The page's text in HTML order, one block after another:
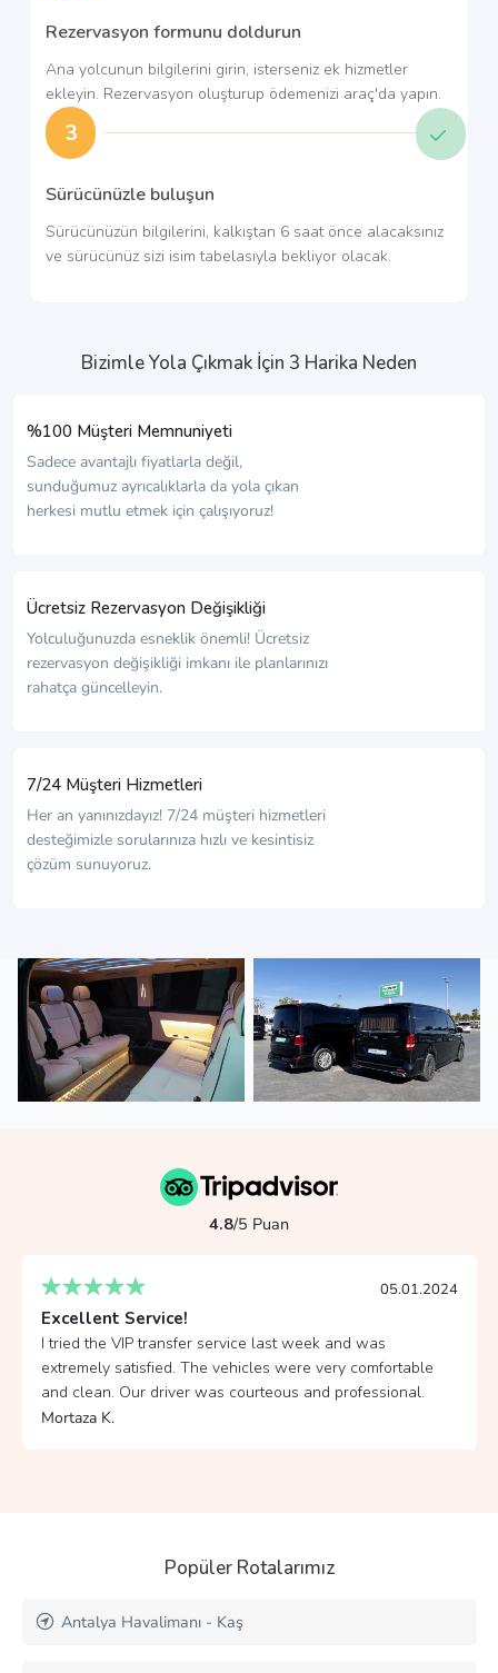
Rezervasyon formunu doldurun
Ana yolcunun bilgilerini girin, isterseniz ek hizmetler
ekleyin. Rezervasyon oluşturup ödemenizi araç'da yapın.
3
Sürücünüzle buluşun
Sürücünüzün bilgilerini, kalkıştan 6 saat önce alacaksınız
ve sürücünüz sizi isim tabelasıyla bekliyor olacak.
Bizimle Yola Çıkmak İçin 3 Harika Neden
%100 Müşteri Memnuniyeti
Sadece avantajlı fiyatlarla değil,
sunduğumuz ayrıcalıklarla da yola çıkan
herkesi mutlu etmek için çalışıyoruz!
Ücretsiz Rezervasyon Değişikliği
Yolculuğunuzda esneklik önemli! Ücretsiz
rezervasyon değişikliği imkanı ile planlarınızı
rahatça güncelleyin.
7/24 Müşteri Hizmetleri
Her an yanınızdayız! 7/24 müşteri hizmetleri
desteğimizle sorularınıza hızlı ve kesintisiz
çözüm sunuyoruz.
4.8/5 Puan
05.01.2024
Excellent Service!
I tried the VIP transfer service last week and was
extremely satisfied. The vehicles were very comfortable
and clean. Our driver was courteous and professional.
Mortaza K.
Popüler Rotalarımız
Antalya Havalimanı - Kaş